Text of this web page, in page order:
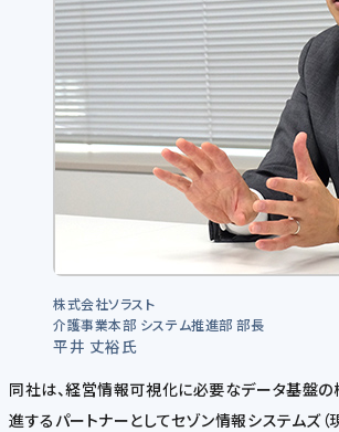
株式会社ソラスト
介護事業本部 システム推進部 部長
平井 丈裕氏
同社は、経営情報可視化に必要なデータ基盤の
進するパートナーとしてセゾン情報システムズ（